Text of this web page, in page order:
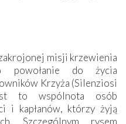
misji krzewienia
powołanie do życia
Krzyża (Silenziosi
to wspólnota osób
i kapłanów, którzy żyją
Szczególnym rysem